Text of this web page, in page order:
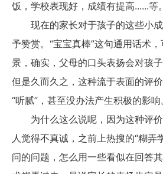
饭，学校表现好，成绩有提高......等。
现在的家长对于孩子的这些小成
予赞赏。“宝宝真棒”这句通用话术
景，确实，父母的口头表扬会对孩
但是久而久之，这种流于表面的评
“听腻”，甚至没办法产生积极的影响
为什么这么说呢，因为这种评价
人觉得不真诚，之前上热搜的“糊弄
问的问题，怎么用一些看似在回答